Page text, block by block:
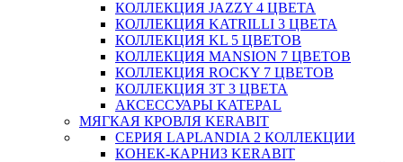
КОЛЛЕКЦИЯ JAZZY 4 ЦВЕТА
КОЛЛЕКЦИЯ KATRILLI 3 ЦВЕТА
КОЛЛЕКЦИЯ KL 5 ЦВЕТОВ
КОЛЛЕКЦИЯ MANSION 7 ЦВЕТОВ
КОЛЛЕКЦИЯ ROCKY 7 ЦВЕТОВ
КОЛЛЕКЦИЯ ЗТ 3 ЦВЕТА
АКСЕССУАРЫ KATEPAL
МЯГКАЯ КРОВЛЯ KERABIT
СЕРИЯ LAPLANDIA 2 КОЛЛЕКЦИИ
КОНЕК-КАРНИЗ KERABIT